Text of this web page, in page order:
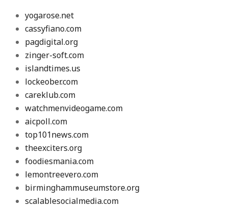
yogarose.net
cassyfiano.com
pagdigital.org
zinger-soft.com
islandtimes.us
lockeober.com
careklub.com
watchmenvideogame.com
aicpoll.com
top101news.com
theexciters.org
foodiesmania.com
lemontreevero.com
birminghammuseumstore.org
scalablesocialmedia.com